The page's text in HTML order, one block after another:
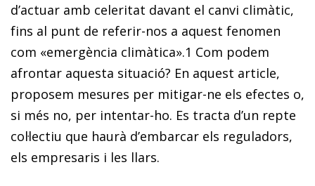
d’actuar amb celeritat davant el canvi climàtic,
fins al punt de referir-nos a aquest fenomen
com «emergència climàtica».1 Com podem
afrontar aquesta situació? En aquest article,
proposem mesures per mitigar-ne els efectes o,
si més no, per intentar-ho. Es tracta d’un repte
col·lectiu que haurà d’embarcar els reguladors,
els empresaris i les llars.